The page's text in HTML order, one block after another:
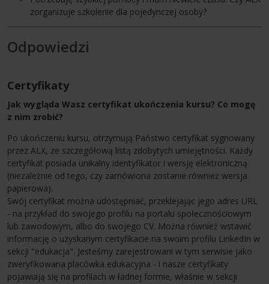
zorganizuje szkolenie dla pojedynczej osoby?
Odpowiedzi
Certyfikaty
Jak wygląda Wasz certyfikat ukończenia kursu? Co mogę
z nim zrobić?
Po ukończeniu kursu, otrzymują Państwo certyfikat sygnowany
przez ALX, ze szczegółową listą zdobytych umiejętności. Każdy
certyfikat posiada unikalny identyfikator i wersję elektroniczną
(niezależnie od tego, czy zamówiona zostanie również wersja
papierowa).
Swój certyfikat można udostępniać, przeklejając jego adres URL
- na przykład do swojego profilu na portalu społecznościowym
lub zawodowym, albo do swojego CV. Można również wstawić
informację o uzyskanym certyfikacie na swoim profilu LinkedIn w
sekcji "edukacja". Jesteśmy zarejestrowani w tym serwisie jako
zweryfikowana placówka edukacyjna - i nasze certyfikaty
pojawiają się na profilach w ładnej formie, właśnie w sekcji